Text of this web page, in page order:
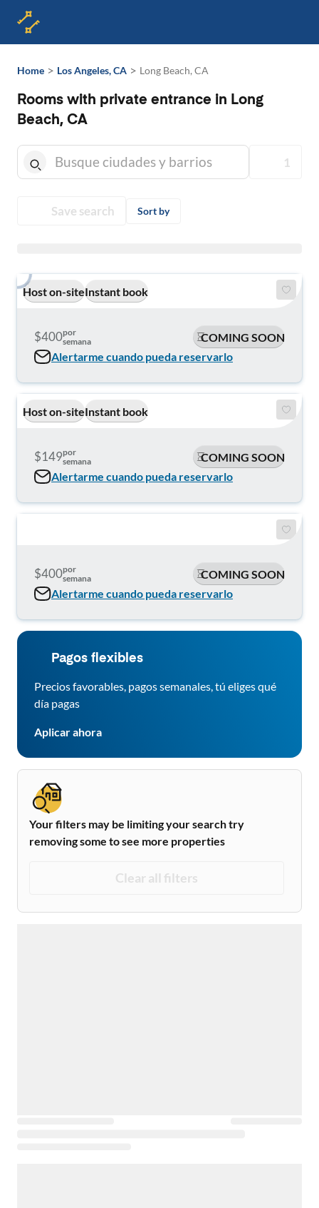
Home > Los Angeles, CA > Long Beach, CA
Rooms with private entrance in Long
Beach, CA
1
Save search Sort by
Host on-siteInstant book
$400por
semana
COMING SOON
Alertarme cuando pueda reservarlo
Host on-siteInstant book
$149por
semana
COMING SOON
Alertarme cuando pueda reservarlo
$400por
semana
COMING SOON
Alertarme cuando pueda reservarlo
Pagos flexibles
Precios favorables, pagos semanales, tú eliges qué
día pagas
Aplicar ahora
Your filters may be limiting your search try
removing some to see more properties
Clear all filters